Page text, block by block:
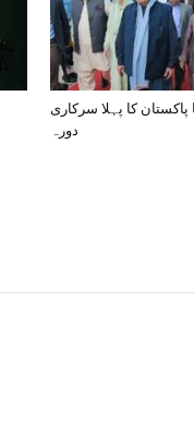
پاکستان کا پہلا سرکاری
دورہ